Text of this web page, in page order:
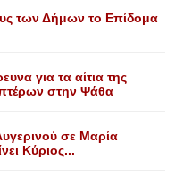
των Δήμων το Eπίδομα
για τα αίτια της
στην Ψάθα
σε Mαρία
Kύριος...